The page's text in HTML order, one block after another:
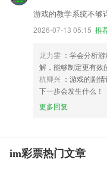
游戏的教学系统不够
2026-07-13 05:15 推
龙力雯 ：学会分析
解，能够制定更有效
杭卿兴 ：游戏的剧
下一步会发生什么！
更多回复
im彩票热门文章